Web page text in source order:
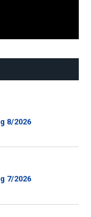
8/2026
7/2026